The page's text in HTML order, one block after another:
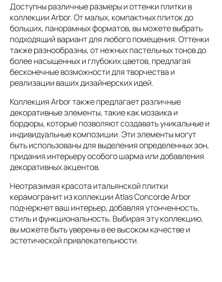
Доступны различные размеры и оттенки плитки в
коллекции Arbor. От малых, компактных плиток до
больших, панорамных форматов, вы можете выбрать
подходящий вариант для любого помещения. Оттенки
также разнообразны, от нежных пастельных тонов до
более насыщенных и глубоких цветов, предлагая
бесконечные возможности для творчества и
реализации ваших дизайнерских идей.
Коллекция Arbor также предлагает различные
декоративные элементы, такие как мозаика и
бордюры, которые позволяют создавать уникальные и
индивидуальные композиции. Эти элементы могут
быть использованы для выделения определенных зон,
придания интерьеру особого шарма или добавления
декоративных акцентов.
Неотразимая красота итальянской плитки
керамогранит из коллекции Atlas Concorde Arbor
подчеркнет ваш интерьер, добавляя утонченность,
стиль и функциональность. Выбирая эту коллекцию,
вы можете быть уверены в ее высоком качестве и
эстетической привлекательности.